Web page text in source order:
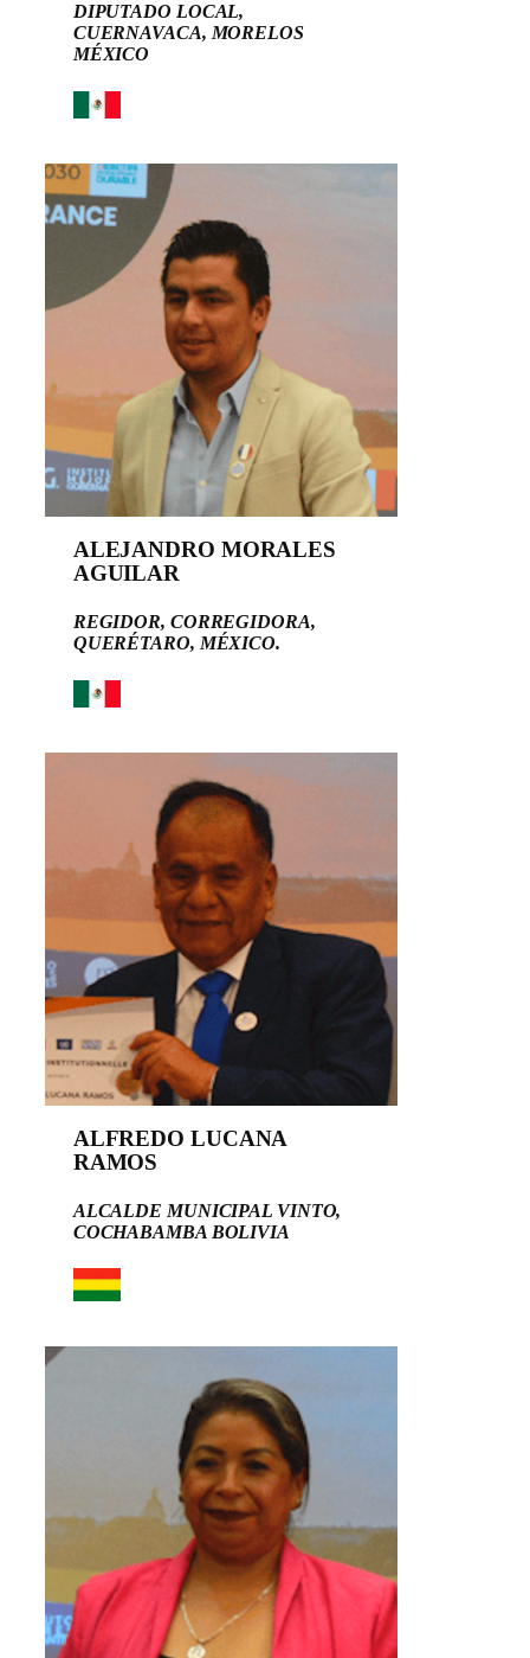
DIPUTADO LOCAL,
CUERNAVACA, MORELOS
MÉXICO
ALEJANDRO MORALES
AGUILAR
REGIDOR, CORREGIDORA,
QUERÉTARO, MÉXICO.
ALFREDO LUCANA
RAMOS
ALCALDE MUNICIPAL VINTO,
COCHABAMBA BOLIVIA